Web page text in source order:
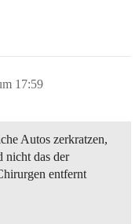
17:59
Autos zerkratzen,
nicht das der
entfernt